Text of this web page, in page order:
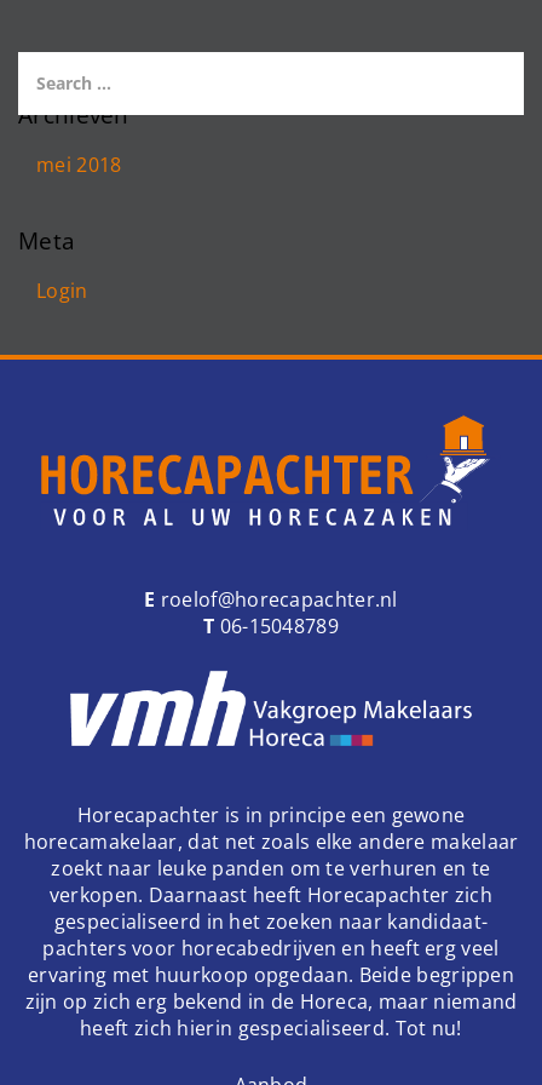
Archieven
mei 2018
Meta
Login
E roelof@horecapachter.nl
T 06-15048789
Horecapachter is in principe een gewone
horecamakelaar, dat net zoals elke andere makelaar
zoekt naar leuke panden om te verhuren en te
verkopen. Daarnaast heeft Horecapachter zich
gespecialiseerd in het zoeken naar kandidaat-
pachters voor horecabedrijven en heeft erg veel
ervaring met huurkoop opgedaan. Beide begrippen
zijn op zich erg bekend in de Horeca, maar niemand
heeft zich hierin gespecialiseerd. Tot nu!